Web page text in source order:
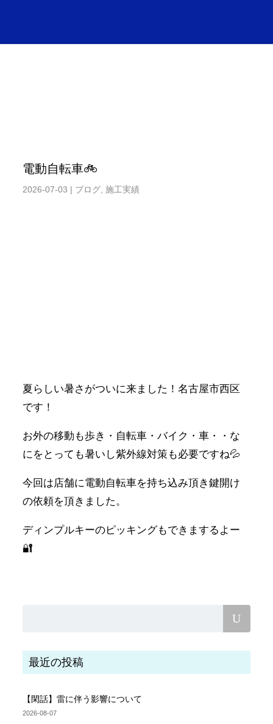
電動自転車🚲
2026-07-03 | ブログ ,施工実績
夏らしい暑さがついに来ました！名古屋市西区
です！
お外の移動も歩き・自転車・バイク・車・・な
にをとっても暑いし紫外線対策も必要ですね💦
今回は店舗に電動自転車を持ち込み頂き鍵開け
の依頼を頂きました。
ディンプルキーのピッキングもできまするよー
🔐
最近の投稿
【閑話】雷に伴う影響について
2026-08-07